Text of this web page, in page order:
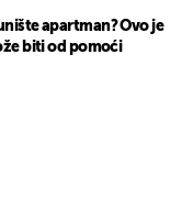
apartman? Ovo je
biti od pomoći